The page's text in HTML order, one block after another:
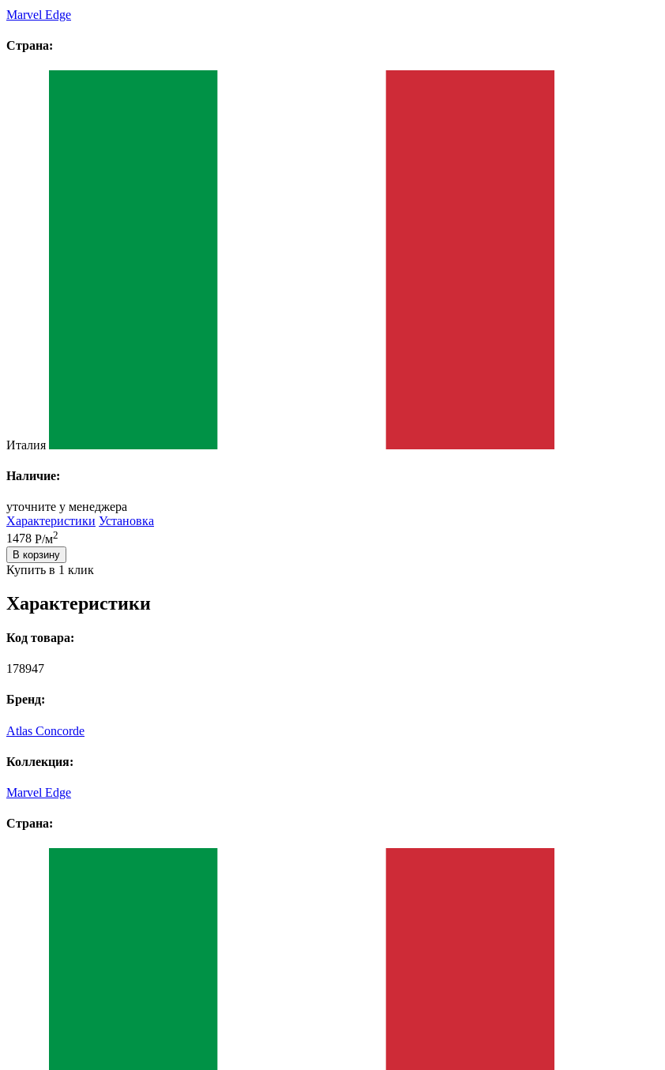
Marvel Edge
Страна:
Италия
Наличие:
уточните у менеджера
Характеристики Установка
1478 Р/м2
В корзину
Купить в 1 клик
Характеристики
Код товара:
178947
Бренд:
Atlas Concorde
Коллекция:
Marvel Edge
Страна: